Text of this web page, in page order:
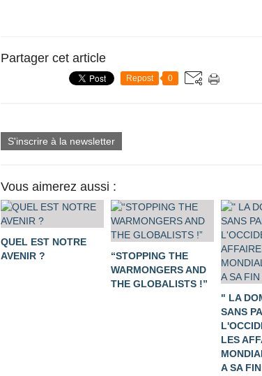
Partager cet article
Repost 0
S'inscrire à la newsletter
Vous aimerez aussi :
QUEL EST NOTRE
AVENIR ?
“STOPPING THE
WARMONGERS AND
THE GLOBALISTS !”
" LA
SANS
LES
A SA